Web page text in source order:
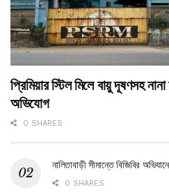
প্রিমিয়ার স্টিল মিলে বায়ু দূষণসহ
অভিযোগ
0 SHARES
নালিতাবাড়ী সীমান্তে বিজিবির
0 SHARES